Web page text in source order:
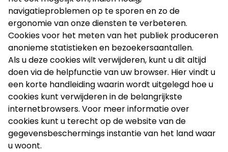
navigatieproblemen op te sporen en zo de
ergonomie van onze diensten te verbeteren.
Cookies voor het meten van het publiek produceren
anonieme statistieken en bezoekersaantallen.
Als u deze cookies wilt verwijderen, kunt u dit altijd
doen via de helpfunctie van uw browser. Hier vindt u
een korte handleiding waarin wordt uitgelegd hoe u
cookies kunt verwijderen in de belangrijkste
internetbrowsers. Voor meer informatie over
cookies kunt u terecht op de website van de
gegevensbeschermings instantie van het land waar
u woont.